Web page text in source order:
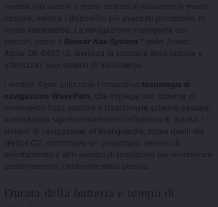
modelli più vecchi o meno costosi si muovono in modo
casuale, mentre i dispositivi più avanzati procedono in
modo sistematico. La navigazione intelligente con
sensori, come il Sensor Nav System™ dello Zodiac
Alpha OA 6400 iQ, analizza la struttura della piscina e
ottimizza i suoi schemi di movimento.
I modelli Aiper utilizzano l'innovativa tecnologia di
navigazione WavePath, che impiega uno schema di
movimento fisso anziché il tradizionale schema casuale,
aumentando significativamente l'efficienza di pulizia. I
sistemi di navigazione all'avanguardia, come quelli del
Wybot C2, combinano un giroscopio, sensori di
orientamento e altri sensori di precisione per monitorare
costantemente l'ambiente della piscina.
Durata della batteria e tempo di